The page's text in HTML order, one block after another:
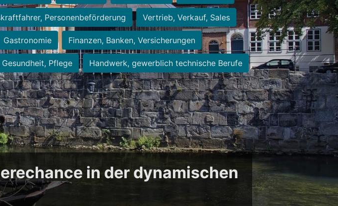
Personenbeförderung Vertrieb, Verkauf, Sales
Gastronomie Finanzen, Banken, Versicherungen
Pflege Handwerk, gewerblich technische Berufe
in der dynamischen